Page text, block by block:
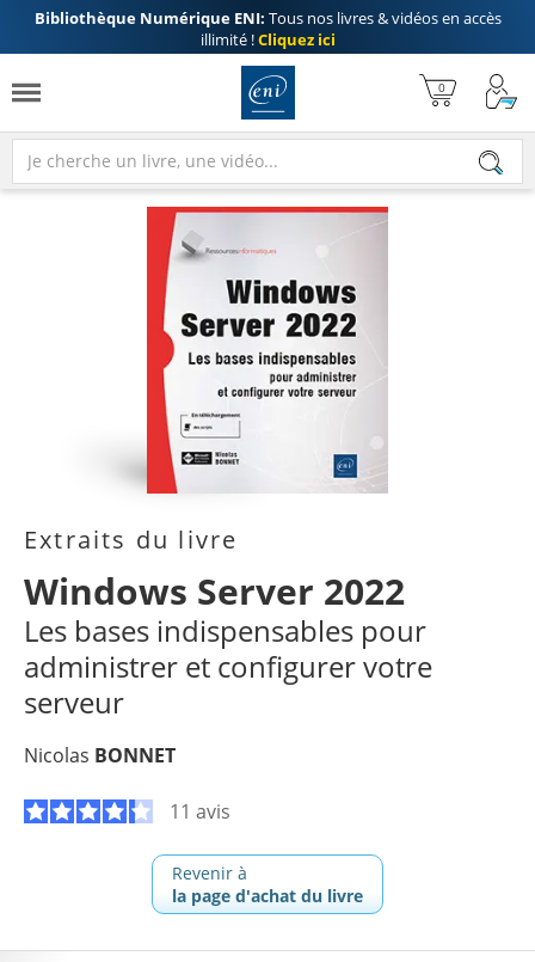
Bibliothèque Numérique ENI: Tous nos livres & vidéos en accès
illimité !Cliquez ici
Extraits du livre
Windows Server 2022
Les bases indispensables pour
administrer et configurer votre
serveur
Nicolas BONNET
11 avis
Revenir à
la page d'achat du livre